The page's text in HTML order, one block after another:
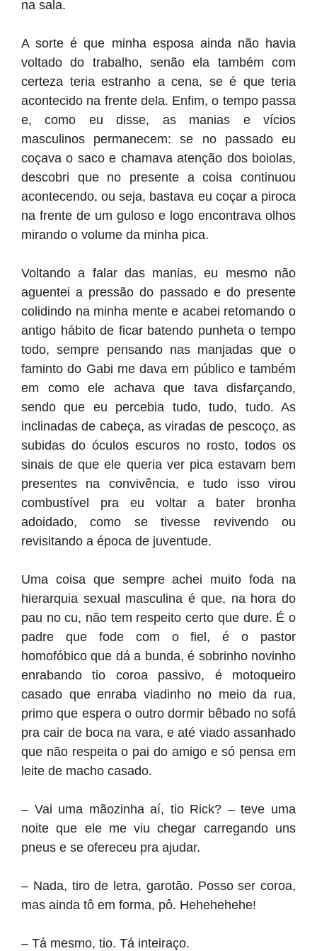
na sala.
A sorte é que minha esposa ainda não havia
voltado do trabalho, senão ela também com
certeza teria estranho a cena, se é que teria
acontecido na frente dela. Enfim, o tempo passa
e, como eu disse, as manias e vícios
masculinos permanecem: se no passado eu
coçava o saco e chamava atenção dos boiolas,
descobri que no presente a coisa continuou
acontecendo, ou seja, bastava eu coçar a piroca
na frente de um guloso e logo encontrava olhos
mirando o volume da minha pica.
Voltando a falar das manias, eu mesmo não
aguentei a pressão do passado e do presente
colidindo na minha mente e acabei retomando o
antigo hábito de ficar batendo punheta o tempo
todo, sempre pensando nas manjadas que o
faminto do Gabi me dava em público e também
em como ele achava que tava disfarçando,
sendo que eu percebia tudo, tudo, tudo. As
inclinadas de cabeça, as viradas de pescoço, as
subidas do óculos escuros no rosto, todos os
sinais de que ele queria ver pica estavam bem
presentes na convivência, e tudo isso virou
combustível pra eu voltar a bater bronha
adoidado, como se tivesse revivendo ou
revisitando a época de juventude.
Uma coisa que sempre achei muito foda na
hierarquia sexual masculina é que, na hora do
pau no cu, não tem respeito certo que dure. É o
padre que fode com o fiel, é o pastor
homofóbico que dá a bunda, é sobrinho novinho
enrabando tio coroa passivo, é motoqueiro
casado que enraba viadinho no meio da rua,
primo que espera o outro dormir bêbado no sofá
pra cair de boca na vara, e até viado assanhado
que não respeita o pai do amigo e só pensa em
leite de macho casado.
– Vai uma mãozinha aí, tio Rick? – teve uma
noite que ele me viu chegar carregando uns
pneus e se ofereceu pra ajudar.
– Nada, tiro de letra, garotão. Posso ser coroa,
mas ainda tô em forma, pô. Hehehehehe!
– Tá mesmo, tio. Tá inteiraço.